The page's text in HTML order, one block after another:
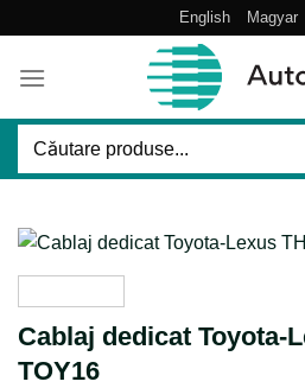
content
English Magyar
Caută
Cablaj dedicat Toyota-
TOY16